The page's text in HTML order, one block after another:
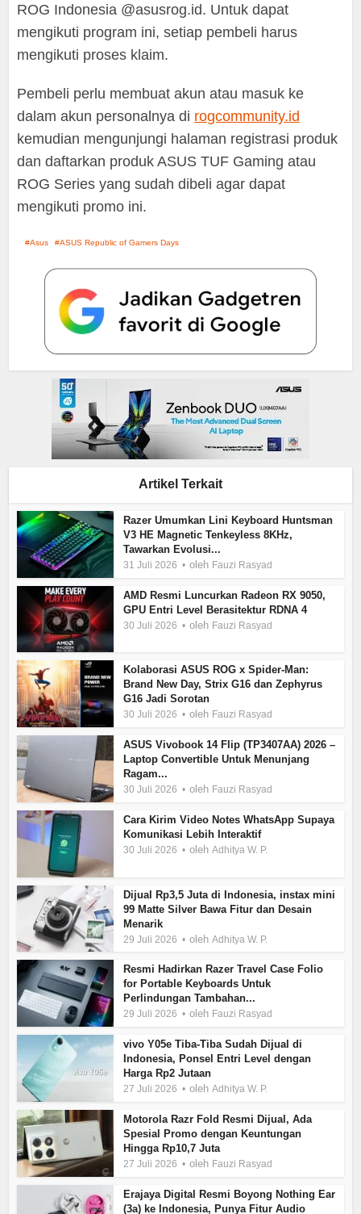
ROG Indonesia @asusrog.id. Untuk dapat
mengikuti program ini, setiap pembeli harus
mengikuti proses klaim.
Pembeli perlu membuat akun atau masuk ke
dalam akun personalnya di rogcommunity.id
kemudian mengunjungi halaman registrasi produk
dan daftarkan produk ASUS TUF Gaming atau
ROG Series yang sudah dibeli agar dapat
mengikuti promo ini.
Asus ASUS Republic of Gamers Days
Artikel Terkait
Razer Umumkan Lini Keyboard Huntsman
V3 HE Magnetic Tenkeyless 8KHz,
Tawarkan Evolusi...
31 Juli 2026 oleh Fauzi Rasyad
AMD Resmi Luncurkan Radeon RX 9050,
GPU Entri Level Berasitektur RDNA 4
30 Juli 2026 oleh Fauzi Rasyad
Kolaborasi ASUS ROG x Spider-Man:
Brand New Day, Strix G16 dan Zephyrus
G16 Jadi Sorotan
30 Juli 2026 oleh Fauzi Rasyad
ASUS Vivobook 14 Flip (TP3407AA) 2026 –
Laptop Convertible Untuk Menunjang
Ragam...
30 Juli 2026 oleh Fauzi Rasyad
Cara Kirim Video Notes WhatsApp Supaya
Komunikasi Lebih Interaktif
30 Juli 2026 olehAdhitya W. P.
Dijual Rp3,5 Juta di Indonesia, instax mini
99 Matte Silver Bawa Fitur dan Desain
Menarik
29 Juli 2026 olehAdhitya W. P.
Resmi Hadirkan Razer Travel Case Folio
for Portable Keyboards Untuk
Perlindungan Tambahan...
29 Juli 2026 oleh Fauzi Rasyad
vivo Y05e Tiba-Tiba Sudah Dijual di
Indonesia, Ponsel Entri Level dengan
Harga Rp2 Jutaan
27 Juli 2026 olehAdhitya W. P.
Motorola Razr Fold Resmi Dijual, Ada
Spesial Promo dengan Keuntungan
Hingga Rp10,7 Juta
27 Juli 2026 oleh Fauzi Rasyad
Erajaya Digital Resmi Boyong Nothing Ear
(3a) ke Indonesia, Punya Fitur Audio